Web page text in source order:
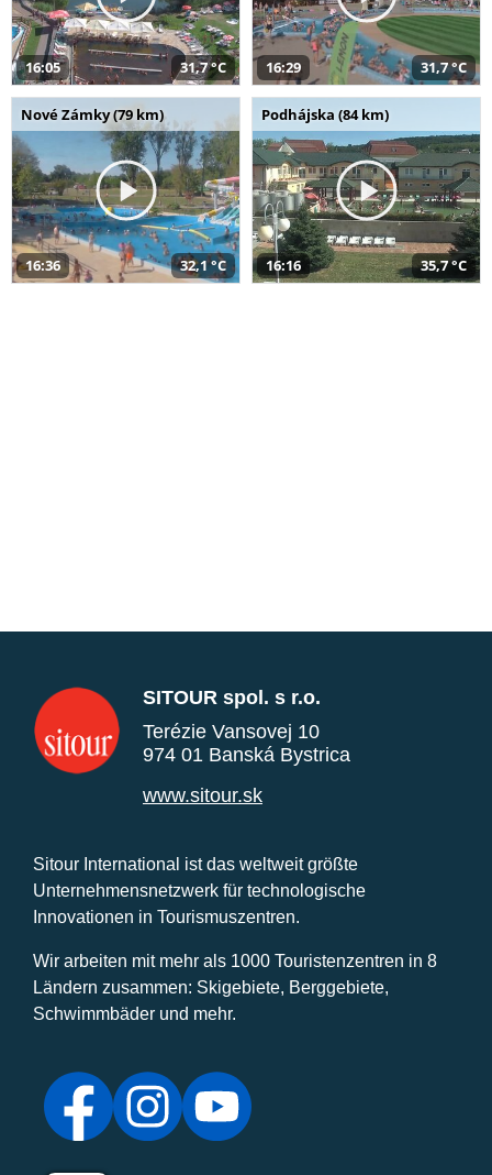
16:05 31,7 °C 16:29 31,7 °C
Nové Zámky (79 km)
16:36 32,1 °C
Podhájska (84 km)
16:16 35,7 °C
SITOUR spol. s r.o.
Terézie Vansovej 10
974 01 Banská Bystrica
www.sitour.sk
Sitour International ist das weltweit größte
Unternehmensnetzwerk für technologische
Innovationen in Tourismuszentren.
Wir arbeiten mit mehr als 1000 Touristenzentren in 8
Ländern zusammen: Skigebiete, Berggebiete,
Schwimmbäder und mehr.